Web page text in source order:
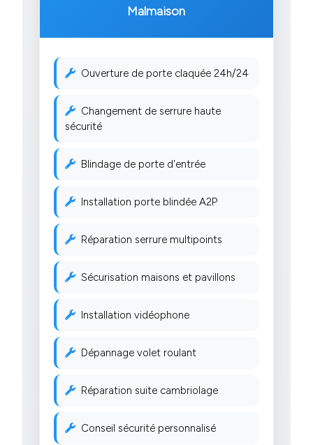
Malmaison
Ouverture de porte claquée 24h/24
Changement de serrure haute
sécurité
Blindage de porte d'entrée
Installation porte blindée A2P
Réparation serrure multipoints
Sécurisation maisons et pavillons
Installation vidéophone
Dépannage volet roulant
Réparation suite cambriolage
Conseil sécurité personnalisé